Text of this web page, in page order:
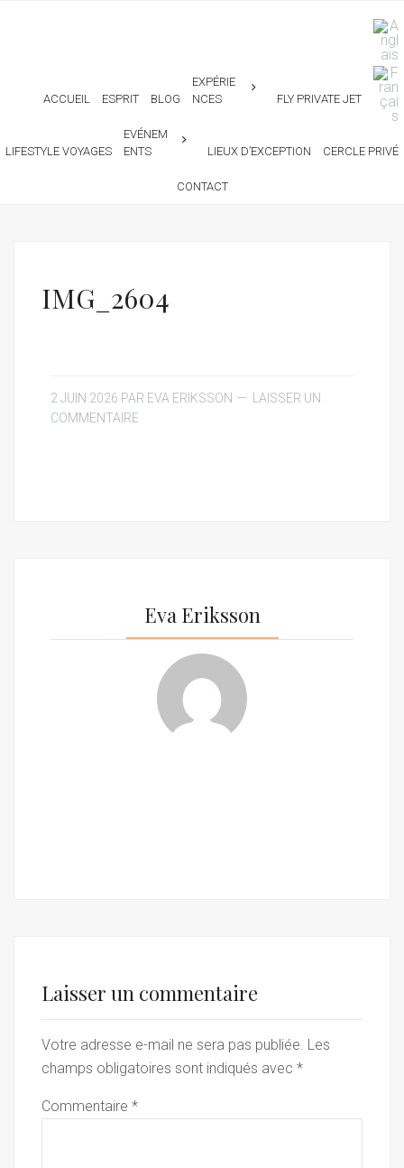
ACCUEIL ESPRIT BLOG
EXPÉRIE
NCES
FLY PRIVATE JET
LIFESTYLE VOYAGES
EVÉNEM
ENTS
LIEUX D’EXCEPTION CERCLE PRIVÉ
CONTACT
IMG_2604
2 JUIN 2026 PAR EVA ERIKSSON
LAISSER UN
COMMENTAIRE
Eva Eriksson
Laisser un commentaire
Votre adresse e-mail ne sera pas publiée. Les
champs obligatoires sont indiqués avec *
Commentaire *